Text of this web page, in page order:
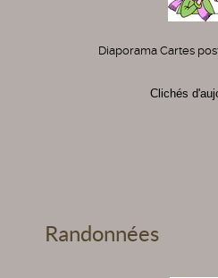
Diaporama Cartes
Clichés
Randonnées